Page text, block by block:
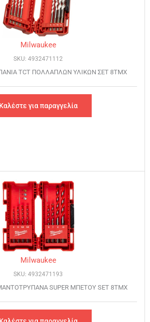
Milwaukee
SKU: 4932471112
TCT ΠΟΛΛΑΠΛΩΝ ΥΛΙΚΩΝ ΣΕΤ 8ΤΜΧ
Καλέστε για παραγγελία
Milwaukee
SKU: 4932471193
SUPER ΜΠΕΤΟΥ SET 8TMX